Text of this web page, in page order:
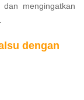
mengingatkan
dengan